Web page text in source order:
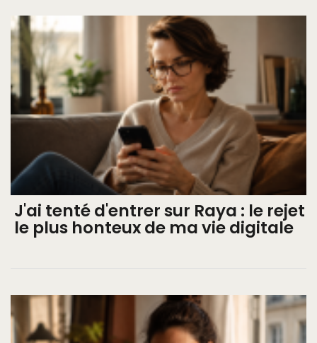
J'ai tenté d'entrer sur Raya : le rejet
le plus honteux de ma vie digitale